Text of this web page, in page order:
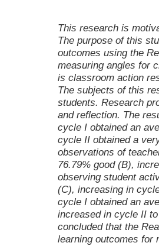
This research is
The purpose of this
outcomes using the
measuring angles for
is classroom action
The subjects of this
students. Research
and reflection. The
cycle I obtained an
cycle II obtained a
observations of
76.79% good (B),
observing student
(C), increasing in
cycle I obtained an
increased in cycle II
concluded that the
learning outcomes for